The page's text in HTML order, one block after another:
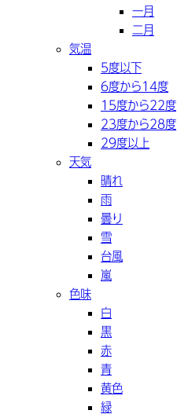
一月
二月
気温
5度以下
6度から14度
15度から22度
23度から28度
29度以上
天気
晴れ
雨
曇り
雪
台風
嵐
色味
白
黒
赤
青
黄色
緑